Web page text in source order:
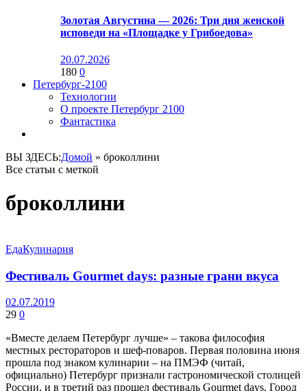
Золотая Августина — 2026: Три дня женской
исповеди на «Площадке у Грибоедова»
20.07.2026
180 0
Петербург-2100
Технологии
О проекте Петербург 2100
Фантастика
ВЫ ЗДЕСЬ:Домой » броколлини
Все статьи с меткой
броколлини
ЕдаКулинария
Фестиваль Gourmet days: разные грани вкуса
02.07.2019
29 0
«Вместе делаем Петербург лучше» – такова философия
местных рестораторов и шеф-поваров. Первая половина июня
прошла под знаком кулинарии – на ПМЭФ (читай,
официально) Петербург признали гастрономической столицей
России, и в третий раз прошел фестиваль Gourmet days. Город